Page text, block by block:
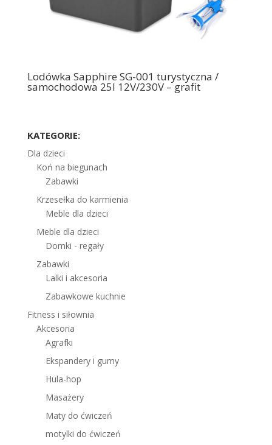
Lodówka Sapphire SG-001 turystyczna /
samochodowa 25l 12V/230V – grafit
KATEGORIE:
Dla dzieci
Koń na biegunach
Zabawki
Krzesełka do karmienia
Meble dla dzieci
Meble dla dzieci
Domki - regały
Zabawki
Lalki i akcesoria
Zabawkowe kuchnie
Fitness i siłownia
Akcesoria
Agrafki
Ekspandery i gumy
Hula-hop
Masażery
Maty do ćwiczeń
motylki do ćwiczeń